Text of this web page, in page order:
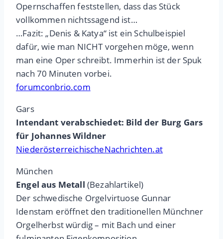
Opernschaffen feststellen, dass das Stück
vollkommen nichtssagend ist…
…Fazit: „Denis & Katya“ ist ein Schulbeispiel
dafür, wie man NICHT vorgehen möge, wenn
man eine Oper schreibt. Immerhin ist der Spuk
nach 70 Minuten vorbei.
forumconbrio.com
Gars
Intendant verabschiedet: Bild der Burg Gars
für Johannes Wildner
NiederösterreichischeNachrichten.at
München
Engel aus Metall (Bezahlartikel)
Der schwedische Orgelvirtuose Gunnar
Idenstam eröffnet den traditionellen Münchner
Orgelherbst würdig – mit Bach und einer